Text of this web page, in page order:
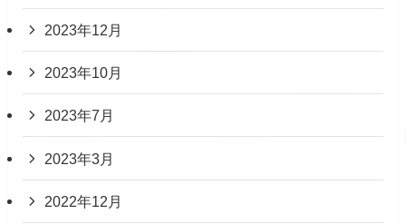
2023年12月
2023年10月
2023年7月
2023年3月
2022年12月